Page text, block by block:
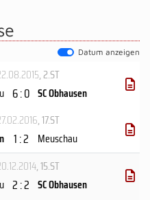
Datum anzeigen
, 2.ST
6 : 0 SC Obhausen
, 17.ST
1 : 2 Meuschau
, 15.ST
2 : 2 SC Obhausen